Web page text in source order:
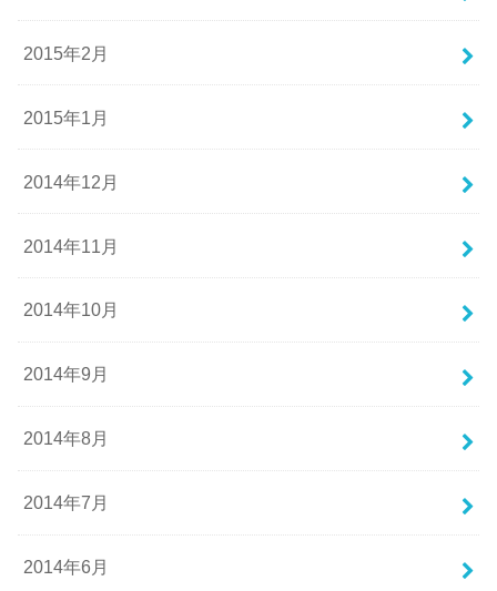
2015年2月
2015年1月
2014年12月
2014年11月
2014年10月
2014年9月
2014年8月
2014年7月
2014年6月